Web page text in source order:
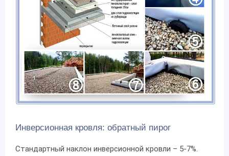
Инверсионная кровля: обратный пирог
Стандартный наклон инверсионной кровли – 5-7%.